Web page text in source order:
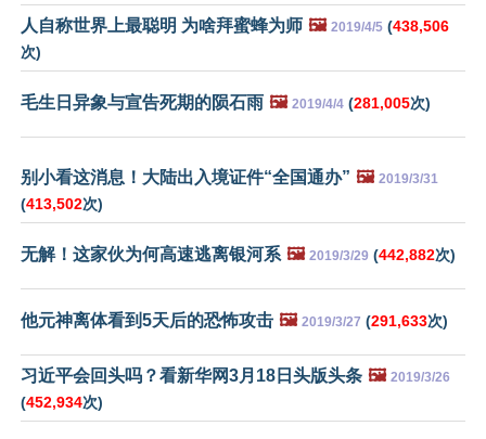
人自称世界上最聪明 为啥拜蜜蜂为师 🖼️ 2019/4/5 (438,506
次)
毛生日异象与宣告死期的陨石雨 🖼️ 2019/4/4 (281,005次)
别小看这消息！大陆出入境证件“全国通办” 🖼️ 2019/3/31
(413,502次)
无解！这家伙为何高速逃离银河系 🖼️ 2019/3/29 (442,882次)
他元神离体看到5天后的恐怖攻击 🖼️ 2019/3/27 (291,633次)
习近平会回头吗？看新华网3月18日头版头条 🖼️ 2019/3/26
(452,934次)